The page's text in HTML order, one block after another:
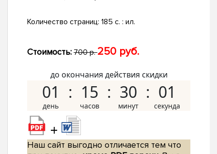
Количество страниц: 185 с. : ил.
Стоимость: 700 р.250 руб.
до окончания действия скидки
01 15 30 01
+
Наш сайт выгодно отличается тем что